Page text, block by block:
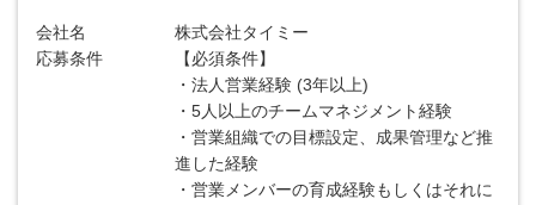
会社名
株式会社タイミー
応募条件
【必須条件】
・法人営業経験 (3年以上)
・5人以上のチームマネジメント経験
・営業組織での目標設定、成果管理など推
進した経験
・営業メンバーの育成経験もしくはそれに